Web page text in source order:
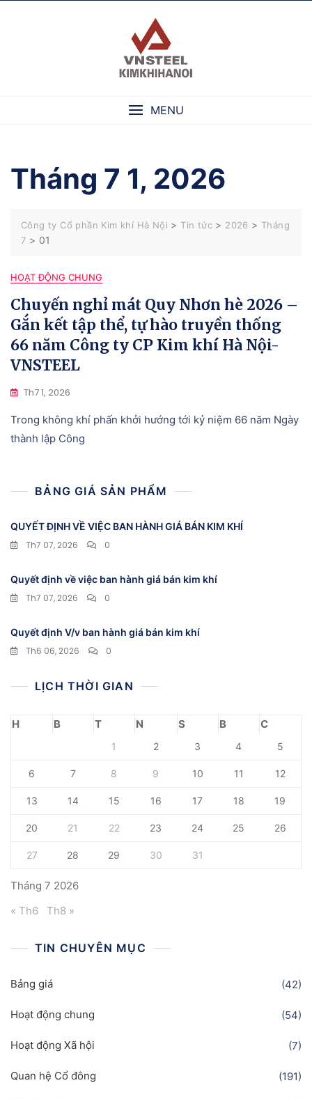
MENU
Tháng 7 1, 2026
Công ty Cổ phần Kim khí Hà Nội > Tin tức > 2026 > Tháng
7 > 01
HOẠT ĐỘNG CHUNG
Chuyến nghỉ mát Quy Nhơn hè 2026 –
Gắn kết tập thể, tự hào truyền thống
66 năm Công ty CP Kim khí Hà Nội-
VNSTEEL
Th7 1, 2026
Trong không khí phấn khởi hướng tới kỷ niệm 66 năm Ngày
thành lập Công
BẢNG GIÁ SẢN PHẨM
QUYẾT ĐỊNH VỀ VIỆC BAN HÀNH GIÁ BÁN KIM KHÍ
Th7 07, 2026
0
Quyết định về việc ban hành giá bán kim khí
Th7 07, 2026
0
Quyết định V/v ban hành giá bán kim khí
Th6 06, 2026
0
LỊCH THỜI GIAN
Tháng 7 2026
H B T N S B C
1 2 3 4 5
6 7 8 9 10 11 12
13 14 15 16 17 18 19
20 21 22 23 24 25 26
27 28 29 30 31
« Th6 Th8 »
TIN CHUYÊN MỤC
Bảng giá (42)
Hoạt động chung (54)
Hoạt động Xã hội (7)
Quan hệ Cổ đông (191)